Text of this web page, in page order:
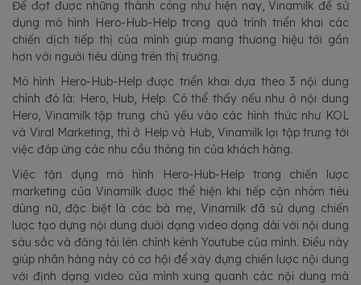
Để đạt được những thành công như hiện nay, Vinamilk để sử
dụng mô hình Hero-Hub-Help trong quá trình triển khai các
chiến dịch tiếp thị của mình giúp mang thương hiệu tới gần
hơn với người tiêu dùng trên thị trường.
Mô hình Hero-Hub-Help được triển khai dựa theo 3 nội dung
chính đó là: Hero, Hub, Help. Có thể thấy nếu như ở nội dung
Hero, Vinamilk tập trung chủ yếu vào các hình thức như KOL
và Viral Marketing, thì ở Help và Hub, Vinamilk lại tập trung tới
việc đáp ứng các nhu cầu thông tin của khách hàng.
Việc tận dụng mô hình Hero-Hub-Help trong chiến lược
marketing của Vinamilk được thể hiện khi tiếp cận nhóm tiêu
dùng nữ, đặc biệt là các bà mẹ, Vinamilk đã sử dụng chiến
lược tạo dựng nội dung dưới dạng video dạng dài với nội dung
sâu sắc và đăng tải lên chính kênh Youtube của mình. Điều này
giúp nhãn hàng này có cơ hội để xây dựng chiến lược nội dung
với định dạng video của mình xung quanh các nội dung mà